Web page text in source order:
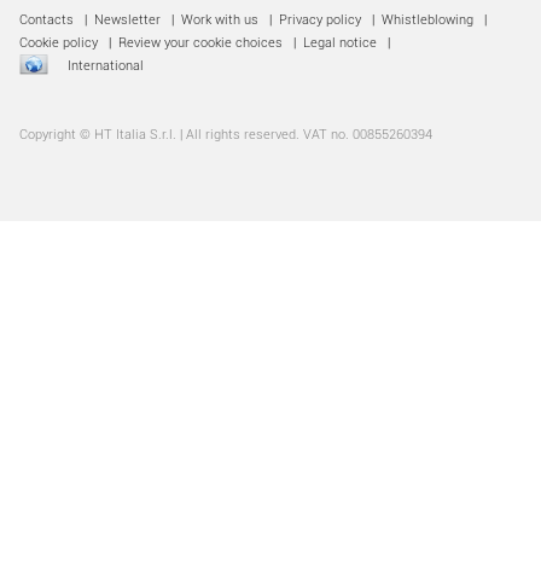
Contacts | Newsletter | Work with us | Privacy policy | Whistleblowing
|
Cookie policy
| Review your cookie choices | Legal notice
|
International
Copyright © HT Italia S.r.l. | All rights reserved. VAT no. 00855260394